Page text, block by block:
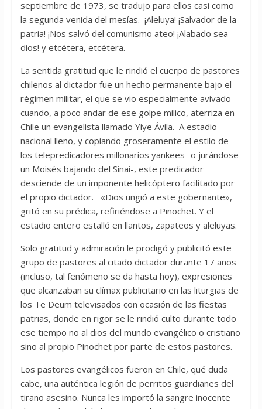
septiembre de 1973, se tradujo para ellos casi como
la segunda venida del mesías. ¡Aleluya! ¡Salvador de la
patria! ¡Nos salvó del comunismo ateo! ¡Alabado sea
dios! y etcétera, etcétera.
La sentida gratitud que le rindió el cuerpo de pastores
chilenos al dictador fue un hecho permanente bajo el
régimen militar, el que se vio especialmente avivado
cuando, a poco andar de ese golpe milico, aterriza en
Chile un evangelista llamado Yiye Ávila. A estadio
nacional lleno, y copiando groseramente el estilo de
los telepredicadores millonarios yankees -o jurándose
un Moisés bajando del Sinaí-, este predicador
desciende de un imponente helicóptero facilitado por
el propio dictador. «Dios ungió a este gobernante»,
gritó en su prédica, refiriéndose a Pinochet. Y el
estadio entero estalló en llantos, zapateos y aleluyas.
Solo gratitud y admiración le prodigó y publicitó este
grupo de pastores al citado dictador durante 17 años
(incluso, tal fenómeno se da hasta hoy), expresiones
que alcanzaban su clímax publicitario en las liturgias de
los Te Deum televisados con ocasión de las fiestas
patrias, donde en rigor se le rindió culto durante todo
ese tiempo no al dios del mundo evangélico o cristiano
sino al propio Pinochet por parte de estos pastores.
Los pastores evangélicos fueron en Chile, qué duda
cabe, una auténtica legión de perritos guardianes del
tirano asesino. Nunca les importó la sangre inocente